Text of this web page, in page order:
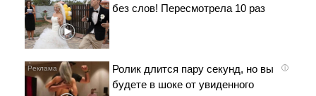
без слов! Пересмотрела 10 раз
i
Ролик длится пару секунд, но вы
будете в шоке от увиденного